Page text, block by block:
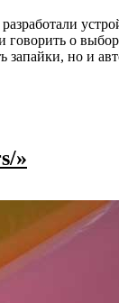
о
но и
»